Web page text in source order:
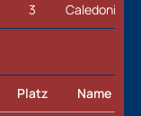
3 Caledonia
Platz Name